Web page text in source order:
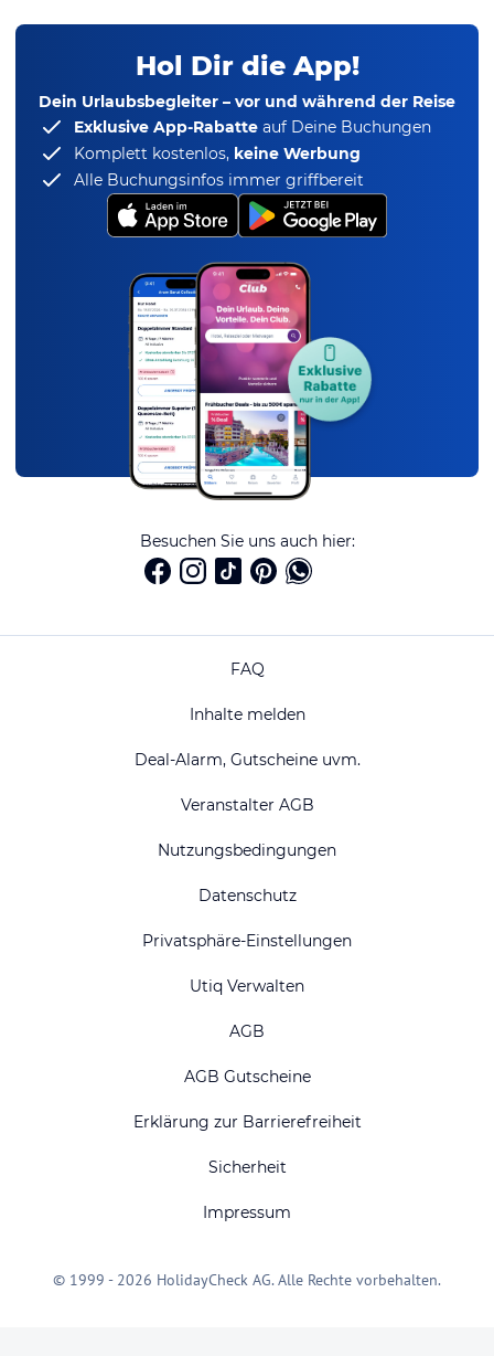
Hol Dir die App!
Dein Urlaubsbegleiter – vor und während der Reise
Exklusive App-Rabatte auf Deine Buchungen
Komplett kostenlos, keine Werbung
Alle Buchungsinfos immer griffbereit
Besuchen Sie uns auch hier:
FAQ
Inhalte melden
Deal-Alarm, Gutscheine uvm.
Veranstalter AGB
Nutzungsbedingungen
Datenschutz
Privatsphäre-Einstellungen
Utiq Verwalten
AGB
AGB Gutscheine
Erklärung zur Barrierefreiheit
Sicherheit
Impressum
© 1999 - 2026 HolidayCheck AG. Alle Rechte vorbehalten.